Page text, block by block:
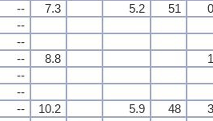
-- 7.3 5.2 51
--
--
-- 8.8
--
--
-- 10.2 5.9 48
-- 7.3 5.2 51
--
--
-- 8.8
--
--
-- 10.2 5.9 48
-- 7.3 5.2 51
--
--
-- 8.8
--
--
-- 10.2 5.9 48
-- 7.3 5.2 51
--
--
-- 8.8
--
--
-- 10.2 5.9 48